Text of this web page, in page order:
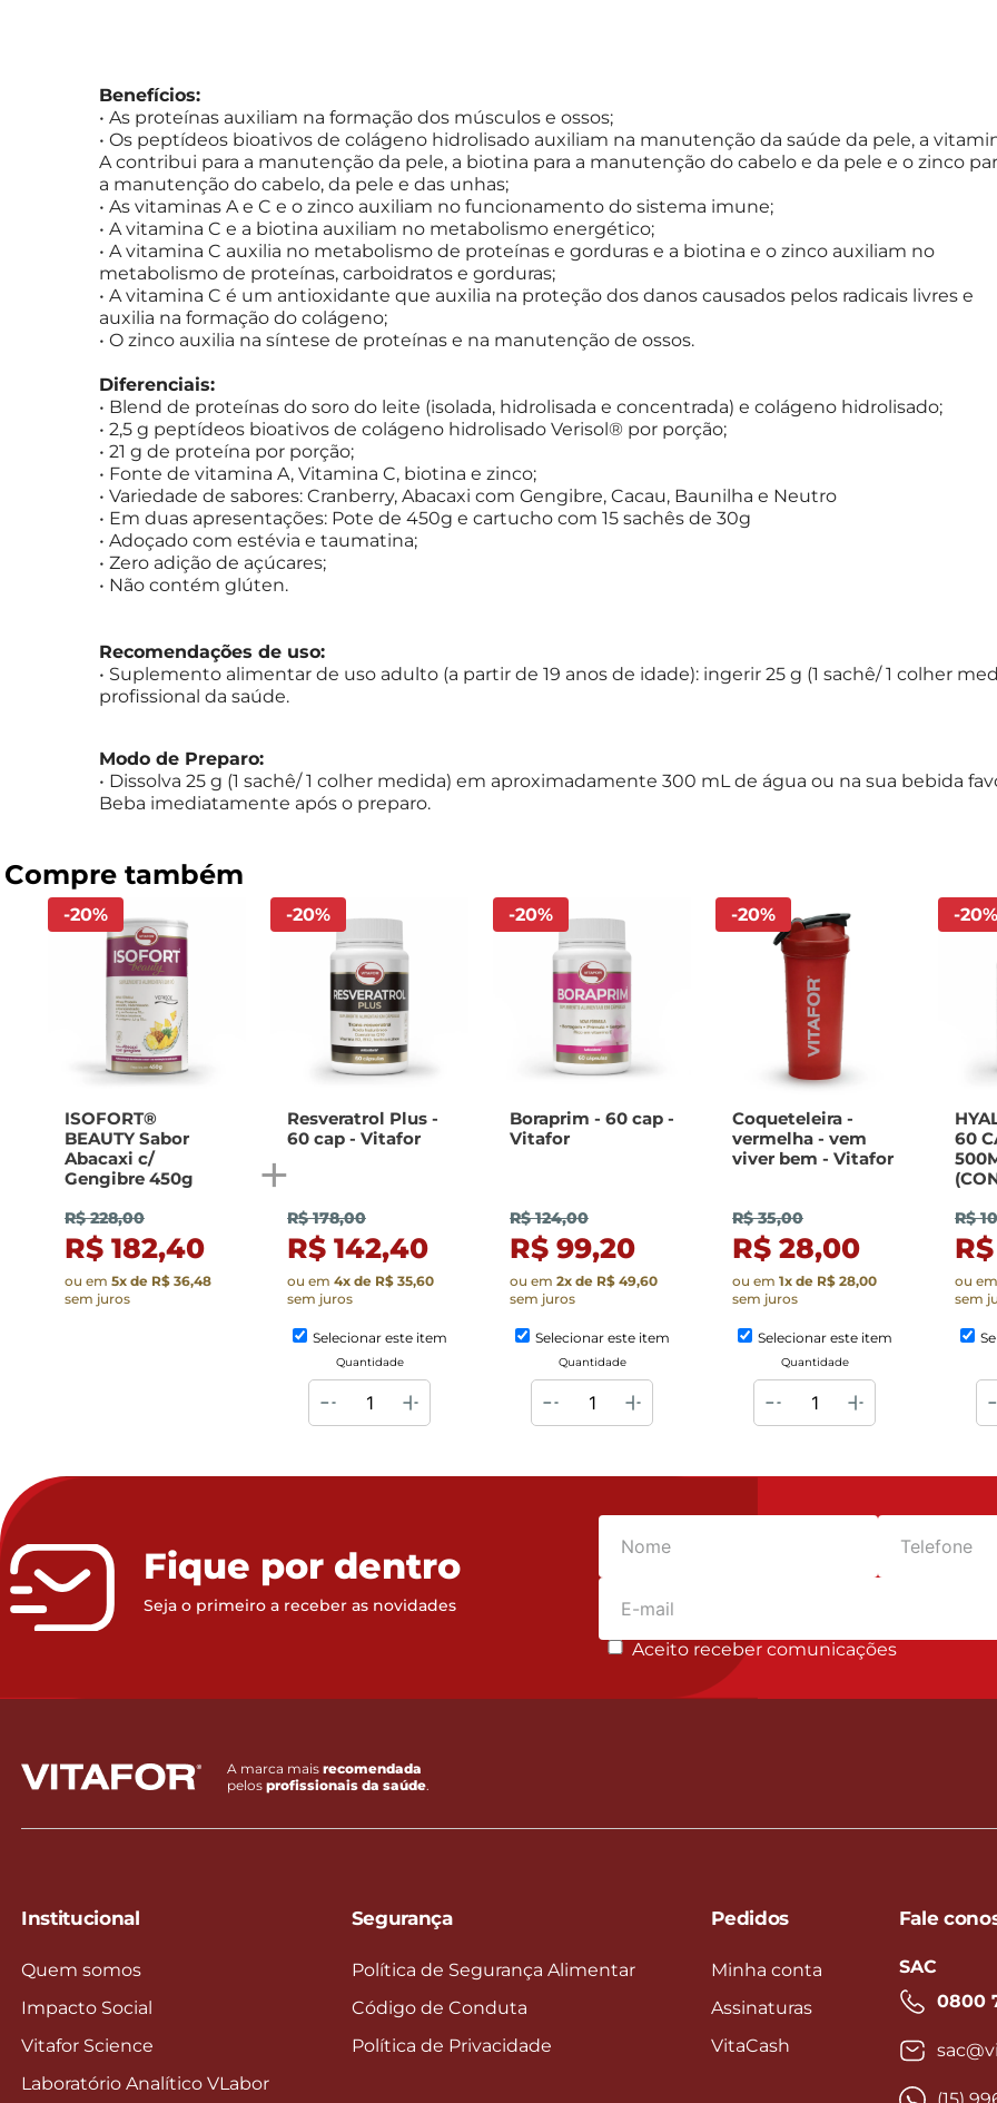
Benefícios:
• As proteínas auxiliam na formação dos músculos e ossos;
• Os peptídeos bioativos de colágeno hidrolisado auxiliam na manutenção da saúde da pele, a
A contribui para a manutenção da pele, a biotina para a manutenção do cabelo e da pele e o zinco
a manutenção do cabelo, da pele e das unhas;
• As vitaminas A e C e o zinco auxiliam no funcionamento do sistema imune;
• A vitamina C e a biotina auxiliam no metabolismo energético;
• A vitamina C auxilia no metabolismo de proteínas e gorduras e a biotina e o zinco auxiliam no
metabolismo de proteínas, carboidratos e gorduras;
• A vitamina C é um antioxidante que auxilia na proteção dos danos causados pelos radicais livres e
auxilia na formação do colágeno;
• O zinco auxilia na síntese de proteínas e na manutenção de ossos.
Diferenciais:
• Blend de proteínas do soro do leite (isolada, hidrolisada e concentrada) e colágeno hidrolisado;
• 2,5 g peptídeos bioativos de colágeno hidrolisado Verisol® por porção;
• 21 g de proteína por porção;
• Fonte de vitamina A, Vitamina C, biotina e zinco;
• Variedade de sabores: Cranberry, Abacaxi com Gengibre, Cacau, Baunilha e Neutro
• Em duas apresentações: Pote de 450g e cartucho com 15 sachês de 30g
• Adoçado com estévia e taumatina;
• Zero adição de açúcares;
• Não contém glúten.
Recomendações de uso:
• Suplemento alimentar de uso adulto (a partir de 19 anos de idade): ingerir 25 g (1 sachê/ 1 colher
profissional da saúde.
Modo de Preparo:
• Dissolva 25 g (1 sachê/ 1 colher medida) em aproximadamente 300 mL de água ou na sua bebida
Beba imediatamente após o preparo.
-20%
ISOFORT®
BEAUTY Sabor
Abacaxi c/
Gengibre 450g
R$ 228,00
R$ 182,40
ou em 5x de R$ 36,48
sem juros
-20%
Resveratrol Plus -
60 cap - Vitafor
R$ 178,00
R$ 142,40
ou em 4x de R$ 35,60
sem juros
Selecionar este item
Quantidade
-20%
Boraprim - 60 cap -
Vitafor
R$ 124,00
R$ 99,20
ou em 2x de R$ 49,60
sem juros
Selecionar este item
Quantidade
-20%
Coqueteleira -
vermelha - vem
viver bem - Vitafor
R$ 35,00
R$ 28,00
ou em 1x de R$ 28,00
sem juros
Selecionar este item
Quantidade
-20%
60
R$
ou
sem
Fique por dentro
Seja o primeiro a receber as novidades
Aceito receber comunicações
A marca mais recomendada
pelos profissionais da saúde.
Institucional
Quem somos
Impacto Social
Vitafor Science
Laboratório Analítico VLabor
Segurança
Política de Segurança Alimentar
Código de Conduta
Política de Privacidade
Pedidos
Minha conta
Assinaturas
VitaCash
Fale
SAC
0800